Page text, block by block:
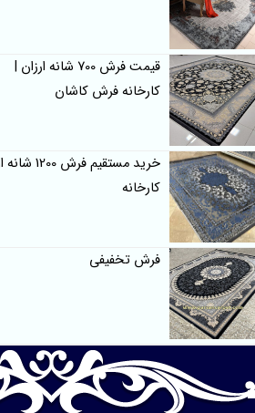
قیمت فرش 700 شانه ارزان |
کارخانه فرش کاشان
خرید مستقیم فرش 1200 شانه از
کارخانه
فرش تخفیفی